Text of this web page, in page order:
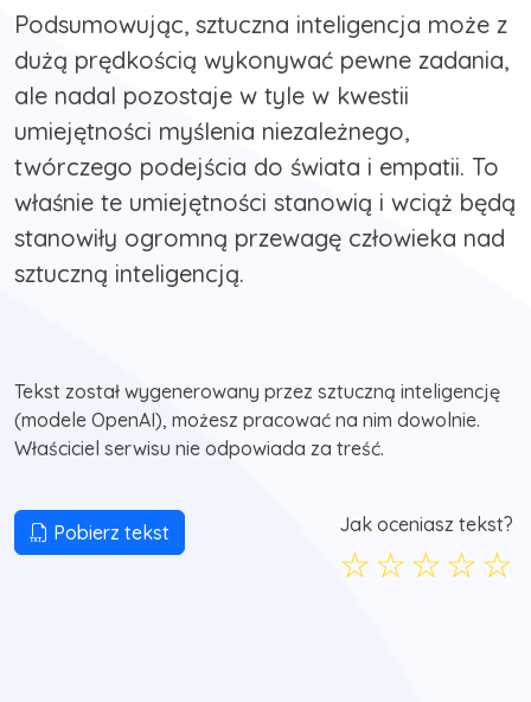
Podsumowując, sztuczna inteligencja może z
dużą prędkością wykonywać pewne zadania,
ale nadal pozostaje w tyle w kwestii
umiejętności myślenia niezależnego,
twórczego podejścia do świata i empatii. To
właśnie te umiejętności stanowią i wciąż będą
stanowiły ogromną przewagę człowieka nad
Tekst został wygenerowany przez sztuczną inteligencję
(modele OpenAI), możesz pracować na nim dowolnie.
Właściciel serwisu nie odpowiada za treść.
Pobierz tekst Jak oceniasz tekst?
☆
☆
☆
☆
☆